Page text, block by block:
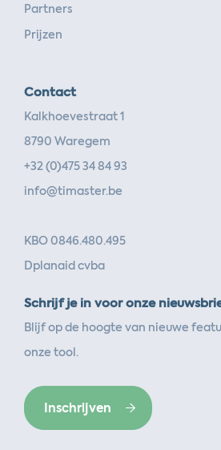
Partners
Prijzen
Contact
Kalkhoevestraat 1
8790 Waregem
+32 (0)475 34 84 93
info@timaster.be
KBO 0846.480.495
Dplanaid cvba
Schrijf je in voor onze
Blijf op de hoogte van nieuwe
onze tool.
Inschrijven